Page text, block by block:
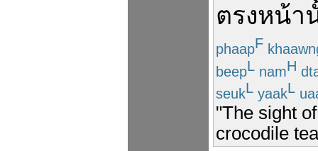
ตรงหน้า
phaapF
beepL namH
seukL yaakL
"The sight
crocodile